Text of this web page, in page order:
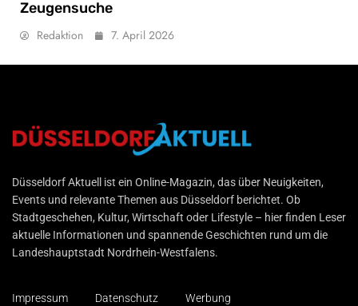
Zeugensuche
Redaktion 7. April 2026
Düsseldorf Aktuell
Düsseldorf Aktuell ist ein Online-Magazin, das über Neuigkeiten,
Events und relevante Themen aus Düsseldorf berichtet. Ob
Stadtgeschehen, Kultur, Wirtschaft oder Lifestyle – hier finden Leser
aktuelle Informationen und spannende Geschichten rund um die
Landeshauptstadt Nordrhein-Westfalens.
Impressum Datenschutz Werbung